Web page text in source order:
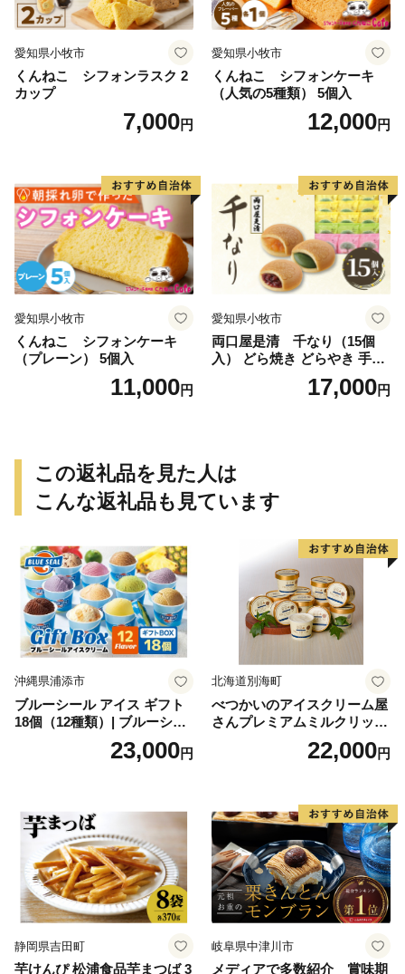
愛知県小牧市
くんねこ シフォンラスク 2
カップ
7,000円
愛知県小牧市
くんねこ シフォンケーキ
（人気の5種類） 5個入
12,000円
愛知県小牧市
くんねこ シフォンケーキ
（プレーン） 5個入
11,000円
愛知県小牧市
両口屋是清 千なり（15個
入） どら焼き どらやき 手土
産 お土産 土産 丹波大納言小
豆 抹茶 林檎 りんご 慶事 お
17,000円
この返礼品を見た人は
こんな返礼品も見ています
沖縄県浦添市
ブルーシール アイス ギフト
18個（12種類）| ブルーシー
ルアイス ブルーシールアイ
スクリーム 着日指定可能 送
誕生日 カップ 詰め合わせ バ
ラエティ | バニラ チョコレー
ト ストロベリー ピスタチオ
バニラ＆クッキー ウベ 沖縄
紅イモ 塩ちんすこう 沖縄シ
ークヮーサー 沖縄黒糖 琉球
ロイヤルミルクティ 沖縄パ
イン
23,000円
北海道別海町
べつかいのアイスクリーム屋
さんプレミアムミルクリッチ
12個（AP-01）（ 北海道アイ
ス 北海道産アイス アイス ア
道産アイス 道産アイスクリ
ーム ギフト 詰合せ 詰め合わ
せ ふるさと納税 ）
22,000円
静岡県吉田町
芋けんぴ 松浦食品芋まつば 3
岐阜県中津川市
メディアで多数紹介 賞味期